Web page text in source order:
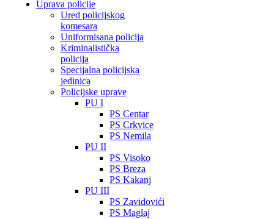
Uprava policije
Ured policijskog
komesara
Uniformisana policija
Kriminalistička
policija
Specijalna policijska
jedinica
Policijske uprave
PU I
PS Centar
PS Crkvice
PS Nemila
PU II
PS Visoko
PS Breza
PS Kakanj
PU III
PS Zavidovići
PS Maglaj